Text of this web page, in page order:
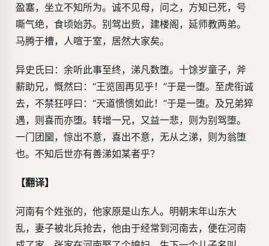
盈塞，坐立不知所为。诚不见母，问之，方知已死，号
嘶气绝，食顷始苏。别驾出赀，建楼阁，延师教两弟。
马腾于槽，人喧于室，居然大家矣。
异史氏曰：余听此事至终，涕凡数堕。十馀岁童子，斧
薪助兄，慨然曰：“王览固再见乎！”于是一堕。至虎衔诚
去，不禁狂呼曰：“天道愦愦如此！”于是一堕。及兄弟猝
遇，则喜而亦堕。转增一兄，又益一悲，则为别驾堕。
一门团圞，惊出不意，喜出不意，无从之涕，则为翁堕
也。不知后世亦有善涕如某者乎？
【翻译】
河南有个姓张的，他家原是山东人。明朝末年山东大
乱，妻子被北兵抢去，他由于经常到河南去，便在河南